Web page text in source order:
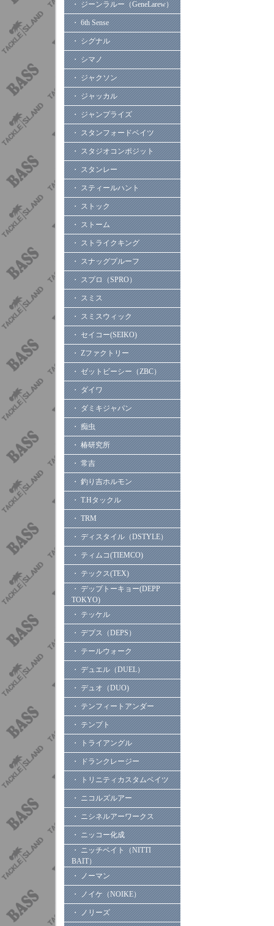
・ ジーンラルー（GeneLarew）
・ 6th Sense
・ シグナル
・ シマノ
・ ジャクソン
・ ジャッカル
・ ジャンプライズ
・ スタンフォードベイツ
・ スタジオコンポジット
・ スタンレー
・ スティールハント
・ ストック
・ ストーム
・ ストライクキング
・ スナッグプルーフ
・ スプロ（SPRO）
・ スミス
・ スミスウィック
・ セイコー(SEIKO)
・ Zファクトリー
・ ゼットビーシー（ZBC）
・ ダイワ
・ ダミキジャパン
・ 痴虫
・ 椿研究所
・ 常吉
・ 釣り吉ホルモン
・ T.Hタックル
・ TRM
・ ディスタイル（DSTYLE）
・ ティムコ(TIEMCO)
・ テックス(TEX)
・ デップトーキョー(DEPP
TOKYO)
・ テッケル
・ デプス（DEPS）
・ テールウォーク
・ デュエル（DUEL）
・ デュオ（DUO)
・ テンフィートアンダー
・ テンプト
・ トライアングル
・ ドランクレージー
・ トリニティカスタムベイツ
・ ニコルズルアー
・ ニシネルアーワークス
・ ニッコー化成
・ ニッチベイト（NITTI
BAIT）
・ ノーマン
・ ノイケ（NOIKE）
・ ノリーズ